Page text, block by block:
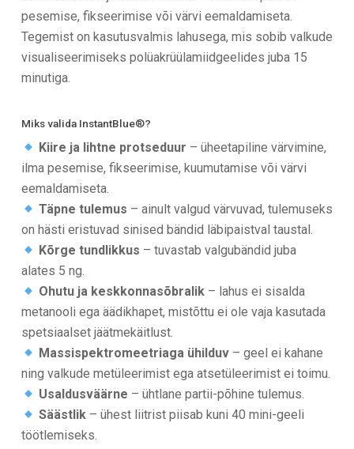
pesemise, fikseerimise või värvi eemaldamiseta.
Tegemist on kasutusvalmis lahusega, mis sobib valkude
visualiseerimiseks polüakrüülamiidgeelides juba 15
minutiga.
Miks valida InstantBlue®?
Kiire ja lihtne protseduur – üheetapiline värvimine,
ilma pesemise, fikseerimise, kuumutamise või värvi
eemaldamiseta.
Täpne tulemus – ainult valgud värvuvad, tulemuseks
on hästi eristuvad sinised bändid läbipaistval taustal.
Kõrge tundlikkus – tuvastab valgubändid juba
alates 5 ng.
Ohutu ja keskkonnasõbralik – lahus ei sisalda
metanooli ega äädikhapet, mistõttu ei ole vaja kasutada
spetsiaalset jäätmekäitlust.
Massispektromeetriaga ühilduv – geel ei kahane
ning valkude metüleerimist ega atsetüleerimist ei toimu.
Usaldusväärne – ühtlane partii-põhine tulemus.
Säästlik – ühest liitrist piisab kuni 40 mini-geeli
töötlemiseks.